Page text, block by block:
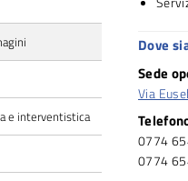
e interventistica
Dove
Sede
Via
0774
0774